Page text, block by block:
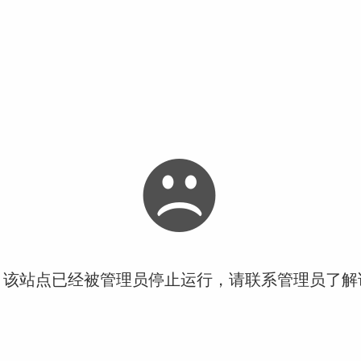
站点已经被管理员停止运行，请联系管理员了